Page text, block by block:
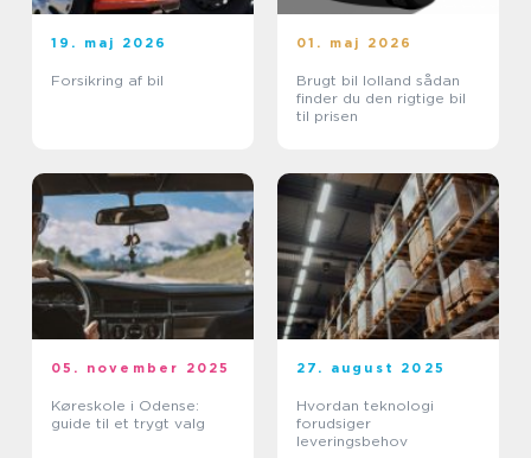
19. maj 2026
Forsikring af bil
01. maj 2026
Brugt bil lolland sådan
finder du den rigtige bil
til prisen
05. november 2025
Køreskole i Odense:
guide til et trygt valg
27. august 2025
Hvordan teknologi
forudsiger
leveringsbehov